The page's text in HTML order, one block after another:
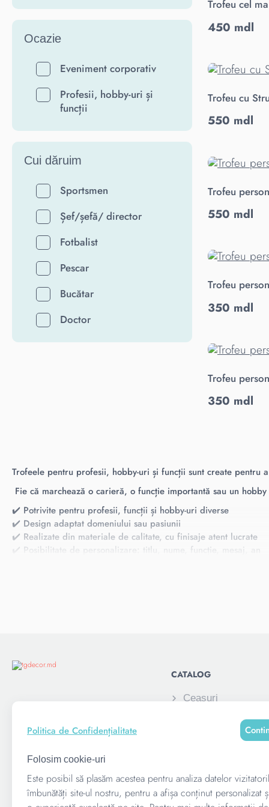
Ocazie
Eveniment corporativ
Profesii, hobby-uri și
funcții
Cui dăruim
Sportsmen
Șef/șefă/ director
Fotbalist
Pescar
Bucătar
Doctor
Trofeu cel
450 mdl
Trofeu cu
550 mdl
Trofeu
550 mdl
Trofeu
350 mdl
Trofeu
350 mdl
Trofeele pentru profesii, hobby-uri și funcții sunt create pentru
Fie că marchează o carieră, o funcție importantă sau un
✔️ Potrivite pentru profesii, funcții și hobby-uri diverse
✔️ Design adaptat domeniului sau pasiunii
✔️ Realizate din materiale de calitate, cu finisaje atent lucrate
✔️ Posibilitate de personalizare: titlu, nume, funcție, mesaj, an
CATALOG
Ceasuri
Elemente
copii
Suvenire
Politica de Confidențialitate
Folosim cookie-uri
Este posibil să plasăm acestea pentru analiza datelor
îmbunătăți site-ul nostru, pentru a afișa conținut personalizat